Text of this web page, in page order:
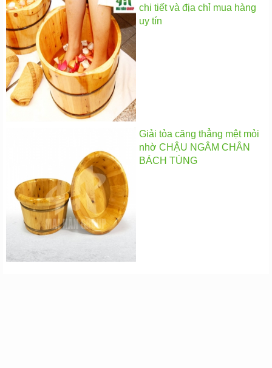
chi tiết và địa chỉ mua hàng
uy tín
Giải tỏa căng thẳng mệt mỏi
nhờ CHẬU NGÂM CHÂN
BÁCH TÙNG